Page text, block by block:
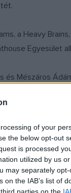
of your
the below opt-out
is processed
utilized by us
may separately
the IAB’s list of
parties on the
a Heavy
Egyesület
Mészáros
Hajdu
lesz látható